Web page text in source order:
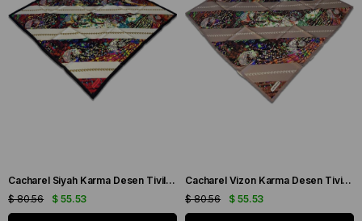
Cacharel Siyah Karma Desen Tivil İpek Eşarp 8849313 - 911
$ 55.53
$ 80.56
Cacharel Vizon Karma Desen Tivil İpek Eşarp 8849313 - 931
$ 55.53
$ 80.56